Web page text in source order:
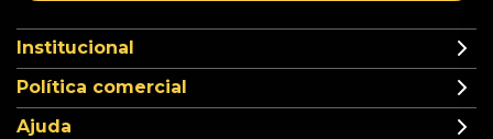
Institucional
Política comercial
Ajuda